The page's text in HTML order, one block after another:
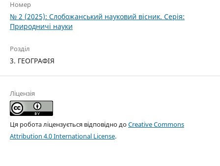
Номер
№ 2 (2025): Слобожанський науковий вісник. Серія:
Природничі науки
Розділ
3. ГЕОГРАФІЯ
Ліцензія
Ця робота ліцензується відповідно доCreative Commons
Attribution 4.0 International License.